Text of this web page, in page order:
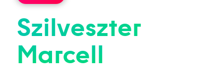
Szilveszter
Marcell